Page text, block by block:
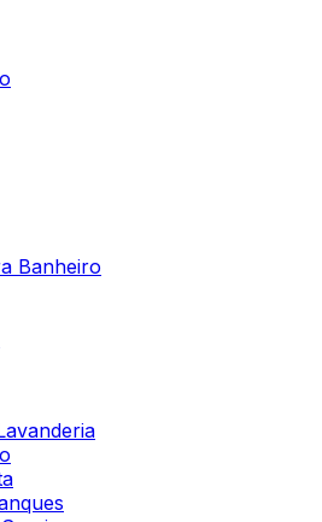
Banheiro